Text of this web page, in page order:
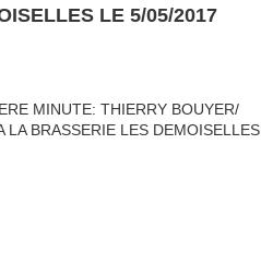
LE 5/05/2017